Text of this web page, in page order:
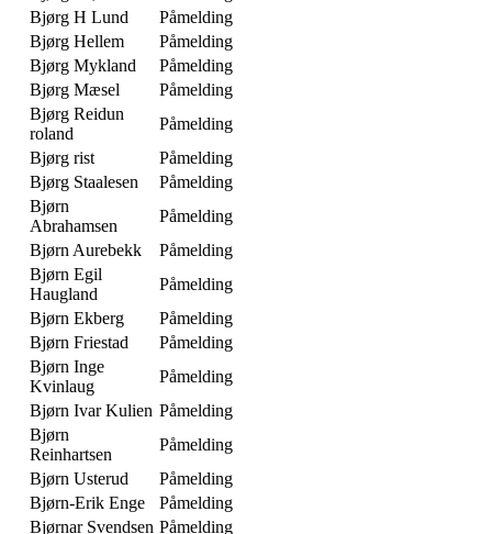
Bjørg H Lund
Påmelding
Bjørg Hellem
Påmelding
Bjørg Mykland
Påmelding
Bjørg Mæsel
Påmelding
Bjørg Reidun
roland
Påmelding
Bjørg rist
Påmelding
Bjørg Staalesen
Påmelding
Bjørn
Abrahamsen
Påmelding
Bjørn Aurebekk
Påmelding
Bjørn Egil
Haugland
Påmelding
Bjørn Ekberg
Påmelding
Bjørn Friestad
Påmelding
Bjørn Inge
Kvinlaug
Påmelding
Bjørn Ivar Kulien Påmelding
Bjørn
Reinhartsen
Påmelding
Bjørn Usterud
Påmelding
Bjørn-Erik Enge
Påmelding
Bjørnar Svendsen Påmelding